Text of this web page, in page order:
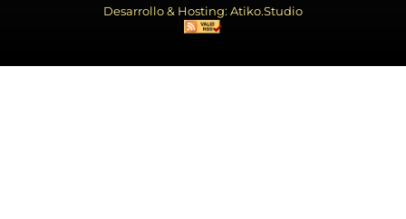
Desarrollo & Hosting: Atiko.Studio